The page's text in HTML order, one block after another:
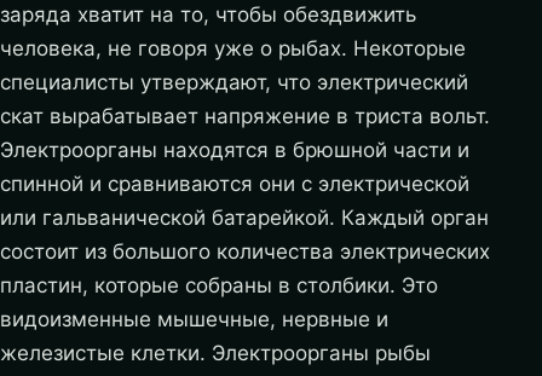
заряда хватит на то, чтобы обездвижить
человека, не говоря уже о рыбах. Некоторые
специалисты утверждают, что электрический
скат вырабатывает напряжение в триста вольт.
Электроорганы находятся в брюшной части и
спинной и сравниваются они с электрической
или гальванической батарейкой. Каждый орган
состоит из большого количества электрических
пластин, которые собраны в столбики. Это
видоизменные мышечные, нервные и
железистые клетки. Электроорганы рыбы